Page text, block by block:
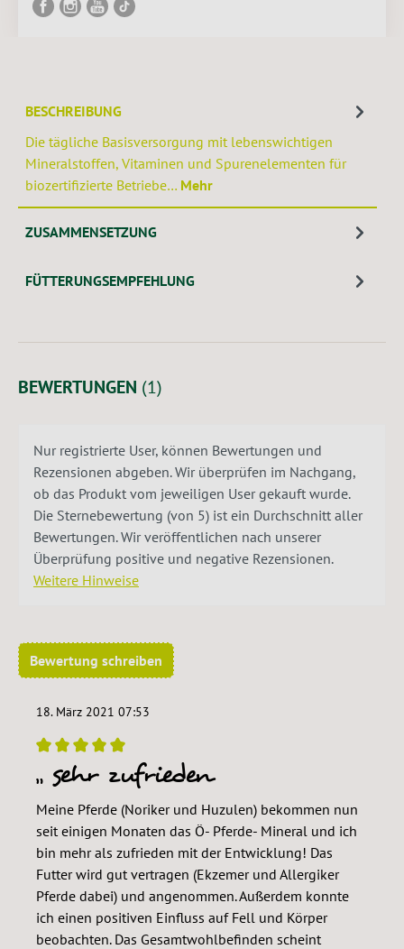
BESCHREIBUNG
Die tägliche Basisversorgung mit lebenswichtigen
Mineralstoffen, Vitaminen und Spurenelementen für
biozertifizierte Betriebe… Mehr
ZUSAMMENSETZUNG
FÜTTERUNGSEMPFEHLUNG
BEWERTUNGEN (1)
Nur registrierte User, können Bewertungen und
Rezensionen abgeben. Wir überprüfen im Nachgang,
ob das Produkt vom jeweiligen User gekauft wurde.
Die Sternebewertung (von 5) ist ein Durchschnitt aller
Bewertungen. Wir veröffentlichen nach unserer
Überprüfung positive und negative Rezensionen.
Weitere Hinweise
Bewertung schreiben
18. März 2021 07:53
Bewertung mit 5 von 5 Sternen
sehr zufrieden
Meine Pferde (Noriker und Huzulen) bekommen nun
seit einigen Monaten das Ö- Pferde- Mineral und ich
bin mehr als zufrieden mit der Entwicklung! Das
Futter wird gut vertragen (Ekzemer und Allergiker
Pferde dabei) und angenommen. Außerdem konnte
ich einen positiven Einfluss auf Fell und Körper
beobachten. Das Gesamtwohlbefinden scheint